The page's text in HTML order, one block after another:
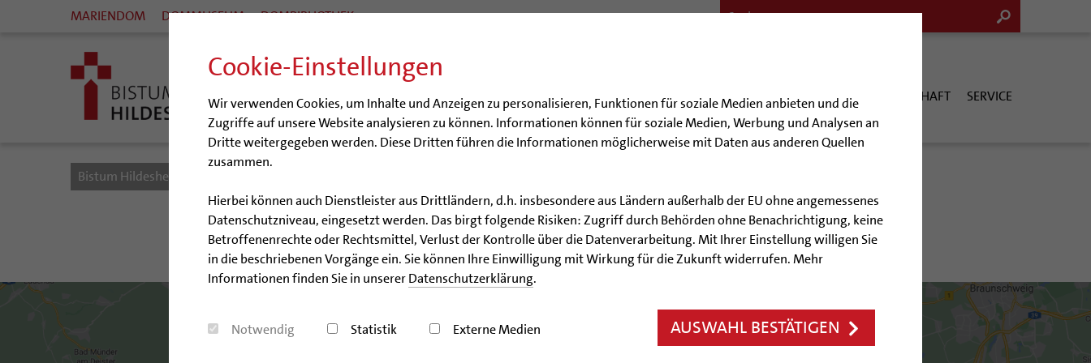
Cookie-Einstellungen
Wir verwenden Cookies, um Inhalte und Anzeigen zu personalisieren, Funktionen für soziale Medien anbieten und die
Zugriffe auf unsere Website analysieren zu können. Informationen können für soziale Medien, Werbung und Analysen an
Dritte weitergegeben werden. Diese Dritten führen die Informationen möglicherweise mit Daten aus anderen Quellen
zusammen.
Hierbei können auch Dienstleister aus Drittländern, d.h. insbesondere aus Ländern außerhalb der EU ohne angemessenes
Datenschutzniveau, eingesetzt werden. Das birgt folgende Risiken: Zugriff durch Behörden ohne Benachrichtigung, keine
Betroffenenrechte oder Rechtsmittel, Verlust der Kontrolle über die Datenverarbeitung. Mit Ihrer Einstellung willigen Sie
in die beschriebenen Vorgänge ein. Sie können Ihre Einwilligung mit Wirkung für die Zukunft widerrufen. Mehr
Informationen finden Sie in unsererDatenschutzerklärung.
Notwendig Statistik Externe Medien AUSWAHL BESTÄTIGEN
MARIENDOM DOMMUSEUM DOMBIBLIOTHEK
BISTUM BERATUNG & HILFE BILDUNG & KULTUR KIRCHE & GESELLSCHAFT SERVICE
Bistum Hildesheim
Pfarrgemeinde Heilig Geist, Stade